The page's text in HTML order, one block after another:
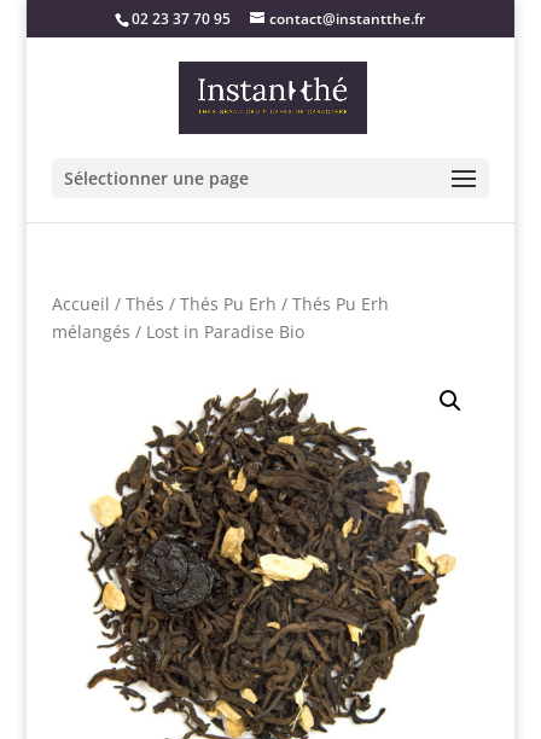
02 23 37 70 95 contact@instantthe.fr
Sélectionner une page
Accueil / Thés / Thés Pu Erh / Thés Pu Erh
mélangés / Lost in Paradise Bio